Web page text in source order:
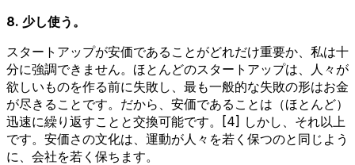
8. 少し使う。
スタートアップが安価であることがどれだけ重要か、私は十
分に強調できません。ほとんどのスタートアップは、人々が
欲しいものを作る前に失敗し、最も一般的な失敗の形はお金
が尽きることです。だから、安価であることは（ほとんど）
迅速に繰り返すことと交換可能です。[4] しかし、それ以上
です。安価さの文化は、運動が人々を若く保つのと同じよう
に、会社を若く保ちます。